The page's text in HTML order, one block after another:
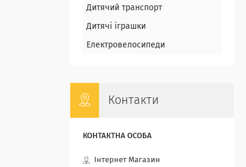
Дитячий транспорт
Дитячі іграшки
Електровелосипеди
Контакти
Інтернет Магазин